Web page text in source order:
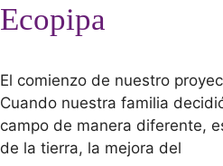
Ecopipa
El comienzo de nuestro
Cuando nuestra familia
campo de manera diferente,
de la tierra, la mejora del